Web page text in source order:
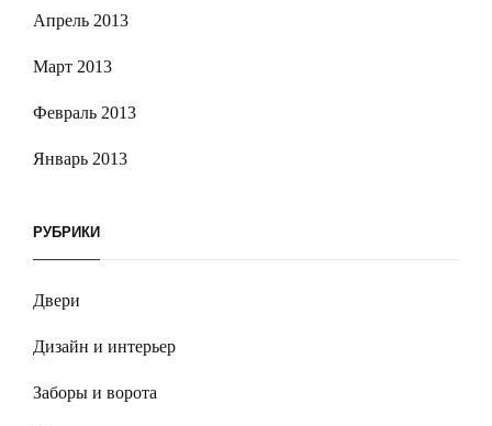
Апрель 2013
Март 2013
Февраль 2013
Январь 2013
РУБРИКИ
Двери
Дизайн и интерьер
Заборы и ворота